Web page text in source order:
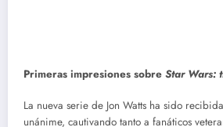
Primeras impresiones sobre Star Wars:
La nueva serie de Jon Watts ha sido
unánime, cautivando tanto a fanáticos